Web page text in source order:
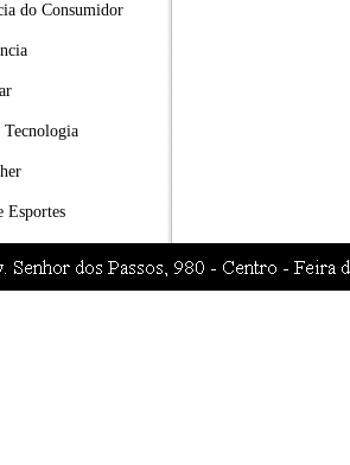
do Consumidor
Esportes